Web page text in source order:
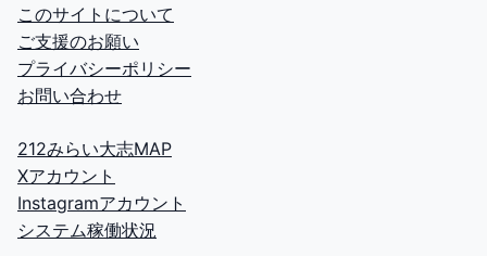
このサイトについて
ご支援のお願い
プライバシーポリシー
お問い合わせ
212みらい大志MAP
Xアカウント
Instagramアカウント
システム稼働状況